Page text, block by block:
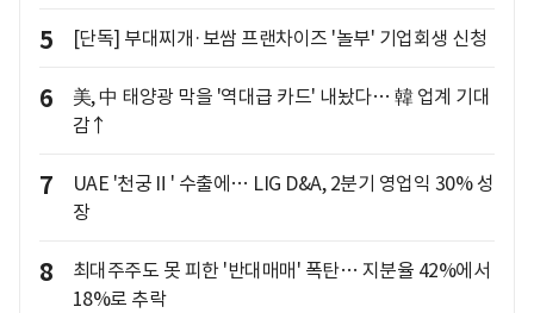
5 [단독] 부대찌개·보쌈 프랜차이즈 '놀부' 기업회생 신청
6
美, 中 태양광 막을 '역대급 카드' 내놨다… 韓 업계 기대
감↑
7
UAE '천궁Ⅱ' 수출에… LIG D&A, 2분기 영업익 30% 성
장
8
최대주주도 못 피한 '반대매매' 폭탄… 지분율 42%에서
18%로 추락